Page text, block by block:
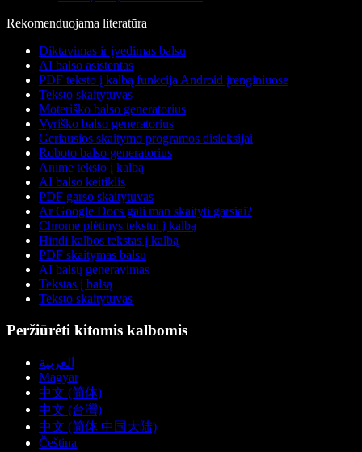
Rekomenduojama literatūra
Diktavimas ir įvedimas balsu
AI balso asistentas
PDF teksto į kalbą funkcija Android įrenginiuose
Teksto skaitytuvas
Moteriško balso generatorius
Vyriško balso generatorius
Geriausios skaitymo programos disleksijai
Roboto balso generatorius
Anime teksto į kalbą
AI balso keitiklis
PDF garso skaitytuvas
Ar Google Docs gali man skaityti garsiai?
Chrome plėtinys tekstui į kalbą
Hindi kalbos tekstas į kalbą
PDF skaitymas balsu
AI balsų generavimas
Tekstas į balsą
Teksto skaitytuvas
Peržiūrėti kitomis kalbomis
العربية
Magyar
中文 (简体)
中文 (台灣)
中文 (简体 中国大陆)
Čeština